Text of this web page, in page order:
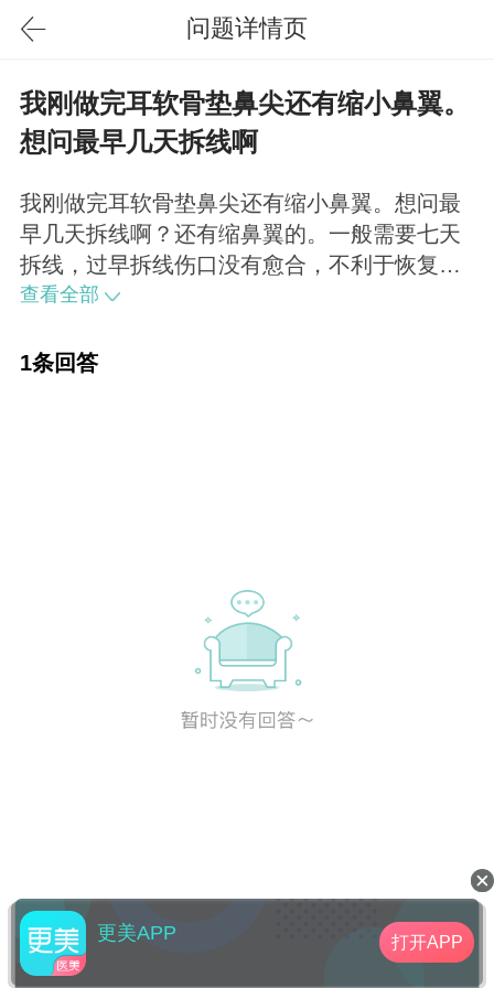
问题详情页
我刚做完耳软骨垫鼻尖还有缩小鼻翼。
想问最早几天拆线啊
我刚做完耳软骨垫鼻尖还有缩小鼻翼。想问最
早几天拆线啊？还有缩鼻翼的。一般需要七天
拆线，过早拆线伤口没有愈合，不利于恢复形
态。
查看全部
1条回答
更美APP 打开APP